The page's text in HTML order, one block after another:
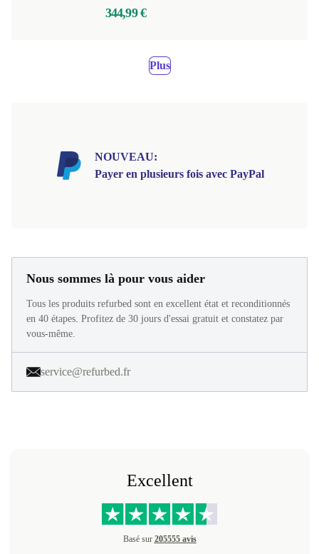
344,99 €
Plus
NOUVEAU:
Payer en plusieurs fois avec PayPal
Nous sommes là pour vous aider
Tous les produits refurbed sont en excellent état et reconditionnés
en 40 étapes. Profitez de 30 jours d'essai gratuit et constatez par
vous-même.
service@refurbed.fr
Excellent
Basé sur 205555 avis